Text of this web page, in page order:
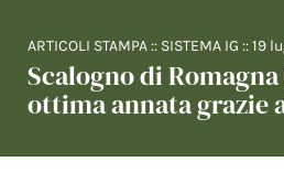
ARTICOLI STAMPA :: SISTEMA IG ::19
Scalogno di Romagna
ottima annata grazie